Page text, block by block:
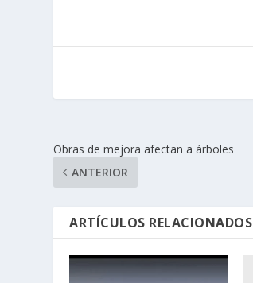
Obras de mejora afectan a árboles
ANTERIOR
ARTÍCULOS RELACIONADOS